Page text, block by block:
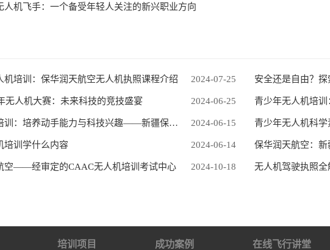
人机飞手：一个备受年轻人关注的新兴职业方向
2024-07-25
机培训：保华润天航空无人机执照课程介绍 安全还是自由？
2024-06-25
无人机大赛：未来科技的竞技盛宴 青少年无人机培
2024-06-15
小学生无人机培训：培养动手能力与科技兴趣——新疆保华润天航空 青少年无人机科
2024-06-14
培训学什么内容 保华润天航空：
2024-10-18
空——经审定的CAAC无人机培训考试中心 无人机驾驶执照全
培训项目 成功案例 在线飞行讲堂